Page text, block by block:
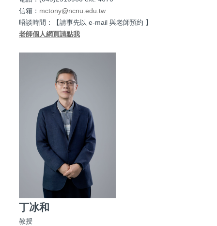
信箱： mctony@ncnu.edu.tw
晤談時間：【請事先以 e-mail 與老師預約 】
老師個人網頁請點我
丁冰和
教授